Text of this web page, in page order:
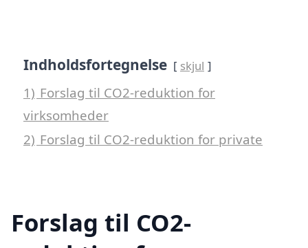
Indholdsfortegnelse skjul
1) Forslag til CO2-reduktion for
virksomheder
2) Forslag til CO2-reduktion for private
Forslag til CO2-